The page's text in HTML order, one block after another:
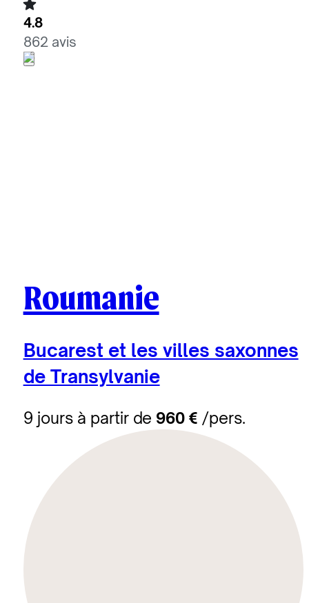
4.8
862 avis
Roumanie
Bucarest et les villes saxonnes
de Transylvanie
9 jours à partir de 960 € /pers.